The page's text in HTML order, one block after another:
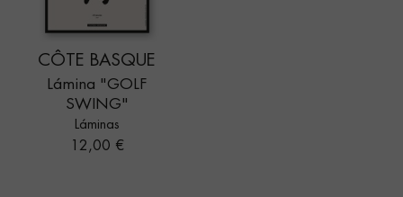
CÔTE BASQUE
Lámina "GOLF
SWING"
Láminas
Precio
12,00 €